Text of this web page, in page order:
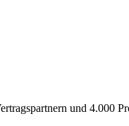
und 4.000